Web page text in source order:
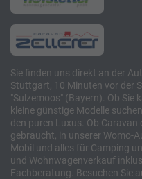
Sie finden uns direkt an der
Stuttgart, 10 Minuten vor der
"Sulzemoos" (Bayern). Ob Sie
kleine günstige Modelle
den puren Luxus. Ob Caravan
gebraucht, in unserer Womo-
Mobil und alles für Camping
und Wohnwagenverkauf
Fachberatung. Besuchen Sie